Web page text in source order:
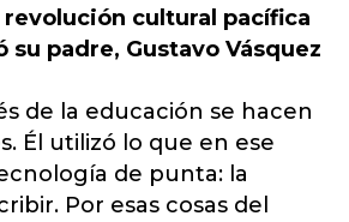
revolución cultural pacífica
padre, Gustavo Vásquez
de la educación se hacen
Él utilizó lo que en ese
de punta: la
Por esas cosas del